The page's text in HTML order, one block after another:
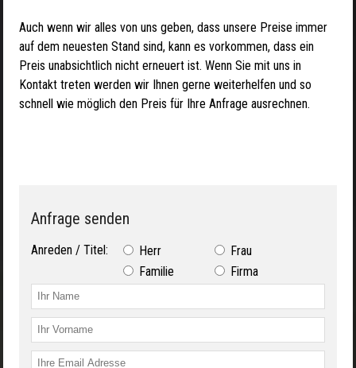
Auch wenn wir alles von uns geben, dass unsere Preise immer
auf dem neuesten Stand sind, kann es vorkommen, dass ein
Preis unabsichtlich nicht erneuert ist. Wenn Sie mit uns in
Kontakt treten werden wir Ihnen gerne weiterhelfen und so
schnell wie möglich den Preis für Ihre Anfrage ausrechnen.
Anfrage senden
Anreden / Titel: Herr
Frau
Familie
Firma